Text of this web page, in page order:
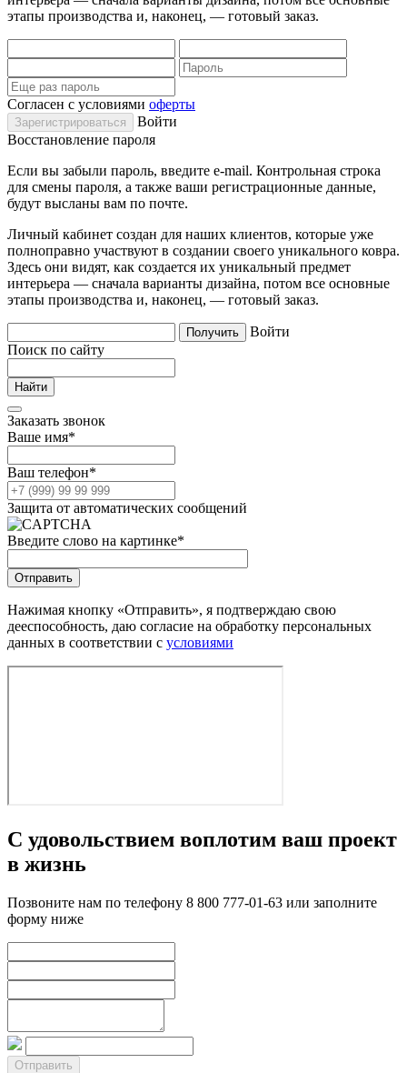
этапы производства и, наконец, — готовый заказ.
Согласен с условиями оферты
Войти
Восстановление пароля
Если вы забыли пароль, введите e-mail. Контрольная строка
для смены пароля, а также ваши регистрационные данные,
будут высланы вам по почте.
Личный кабинет создан для наших клиентов, которые уже
полноправно участвуют в создании своего уникального ковра.
Здесь они видят, как создается их уникальный предмет
интерьера — сначала варианты дизайна, потом все основные
этапы производства и, наконец, — готовый заказ.
Войти
Поиск по сайту
Заказать звонок
Ваше имя*
Ваш телефон*
Защита от автоматических сообщений
Введите слово на картинке*
Нажимая кнопку «Отправить», я подтверждаю свою
дееспособность, даю согласие на обработку персональных
данных в соответствии с условиями
С удовольствием воплотим ваш проект
в жизнь
Позвоните нам по телефону 8 800 777-01-63 или заполните
форму ниже